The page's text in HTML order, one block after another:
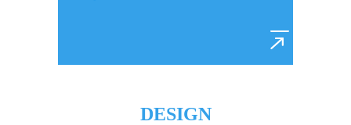
DESIGN